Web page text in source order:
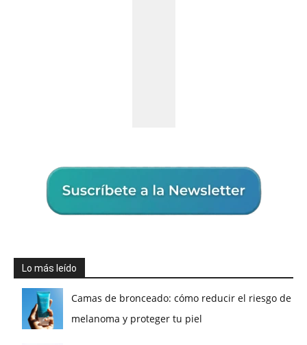
Lo más leído
Camas de bronceado: cómo reducir el riesgo de
melanoma y proteger tu piel